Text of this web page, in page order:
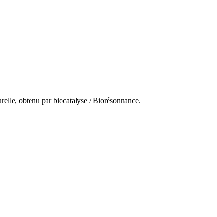
obtenu par biocatalyse / Biorésonnance.